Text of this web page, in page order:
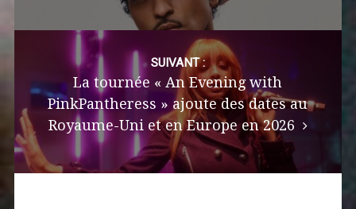
SUIVANT :
La tournée « An Evening with
PinkPantheress » ajoute des dates au
Royaume-Uni et en Europe en 2026